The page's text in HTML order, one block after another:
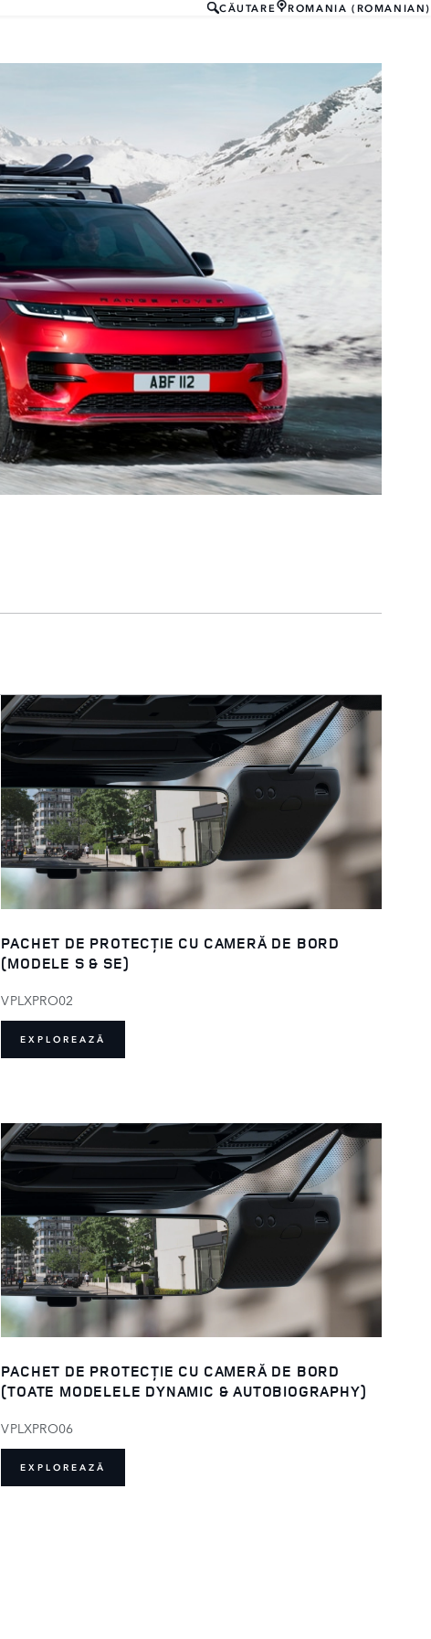
CĂUTARE ROMANIA (ROMANIAN)
PACHET DE PROTECȚIE CU CAMERĂ DE BORD
(MODELE S & SE)
VPLXPRO02
EXPLOREAZĂ
PACHET DE PROTECȚIE CU CAMERĂ DE BORD
(TOATE MODELELE DYNAMIC & AUTOBIOGRAPHY)
VPLXPRO06
EXPLOREAZĂ